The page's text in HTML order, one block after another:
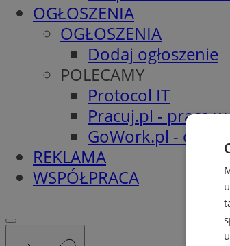
OGŁOSZENIA
OGŁOSZENIA
Dodaj ogłoszenie
POLECAMY
Protocol IT
Pracuj.pl - praca
GoWork.pl - oferty
REKLAMA
WSPÓŁPRACA